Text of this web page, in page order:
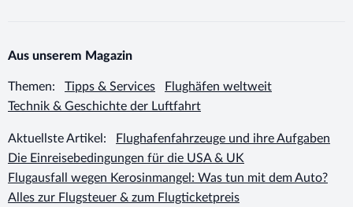
Aus unserem Magazin
Themen: Tipps & Services
Flughäfen weltweit
Technik & Geschichte der Luftfahrt
Aktuellste Artikel:
Flughafenfahrzeuge und ihre Aufgaben
Die Einreisebedingungen für die USA & UK
Flugausfall wegen Kerosinmangel: Was tun mit dem Auto?
Alles zur Flugsteuer & zum Flugticketpreis